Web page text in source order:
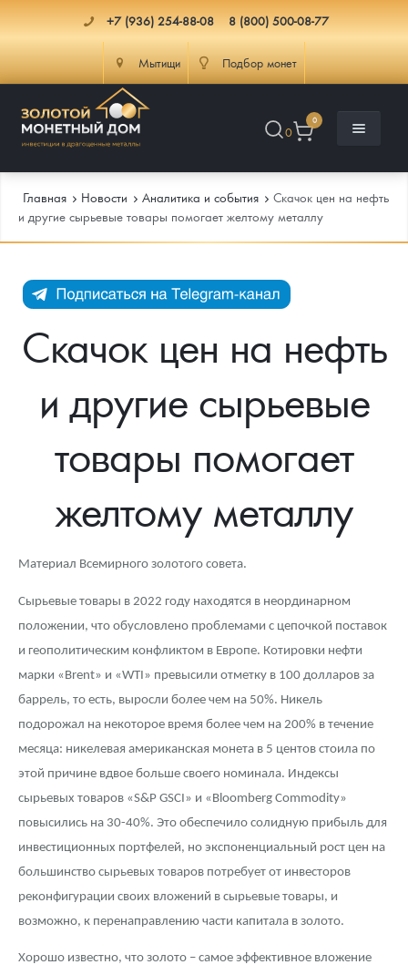
+7 (936) 254-88-08 8 (800) 500-08-77
Мытищи Подбор монет
0
0
Каталог Монет
Инвестиционные монеты
Иностранные
Памятные монеты России и СССР
Монеты Царской России
Монеты стран мира после 1950г
Монеты и жетоны ЗМД
Георгий Победоносец
Золотой червонец Сеятель
Гарри Поттер
Флот: ледоколы и корабли
Жетоны "Необыкновенные обитатели глубин"
Ювелирные изделия
Русская нумизматика
Наборы подарочных и коллекционных монет
Инфо
Как сделать заказ
Клуб ЗМД
Условия возврата
Политика конфиденциальности
Политика использования Cookies
Положение по обработке и защите персональных данных
Доставка
Подбор монет
Информация
Распродажа монет и жетонов
Новости
Аналитика и события
Итоги 2025 года. Прогноз курсов золота, серебра, платины на
2026 год
Котировки
Письмо директору
Главная Новости Аналитика и события
Скачок цен на нефть
и другие сырьевые товары помогает желтому металлу
Скачок цен на нефть
и другие сырьевые
товары помогает
желтому металлу
Материал Всемирного золотого совета.
Сырьевые товары в 2022 году находятся в неординарном
положении, что обусловлено проблемами с цепочкой поставок
и геополитическим конфликтом в Европе. Котировки нефти
марки «Brent» и «WTI» превысили отметку в 100 долларов за
баррель, то есть, выросли более чем на 50%. Никель
подорожал на некоторое время более чем на 200% в течение
месяца: никелевая американская монета в 5 центов стоила по
этой причине вдвое больше своего номинала. Индексы
сырьевых товаров «S&P GSCI» и «Bloomberg Commodity»
повысились на 30-40%. Это обеспечило солидную прибыль для
инвестиционных портфелей, но экспоненциальный рост цен на
большинство сырьевых товаров потребует от инвесторов
реконфигурации своих вложений в сырьевые товары, и
возможно, к перенаправлению части капитала в золото.
Хорошо известно, что золото – самое эффективное вложение